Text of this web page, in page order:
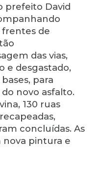
prefeito David
frentes de
das vias,
e desgastado,
para
novo asfalto.
130 ruas
concluídas. As
nova pintura e